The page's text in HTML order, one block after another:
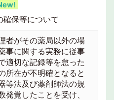
保等について
者がその薬局以外の場
事に関する実務に従事
適切な記録等を怠った
所在が不明確となると
等法及び薬剤師法の規
発覚したことを受け、